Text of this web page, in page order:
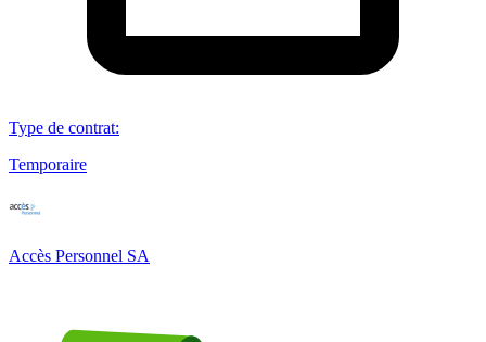
Type de contrat:
Temporaire
Accès Personnel SA